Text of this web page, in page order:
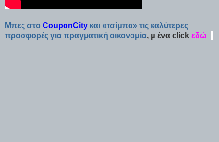
Μπες στο CouponCity και «τσίμπα» τις καλύτερες
προσφορές για πραγματική οικονομία, μ ένα click εδώ